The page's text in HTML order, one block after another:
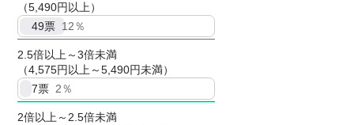
（5,490円以上）
49票 12％
2.5倍以上～3倍未満
（4,575円以上～5,490円未満）
7票 2％
2倍以上～2.5倍未満